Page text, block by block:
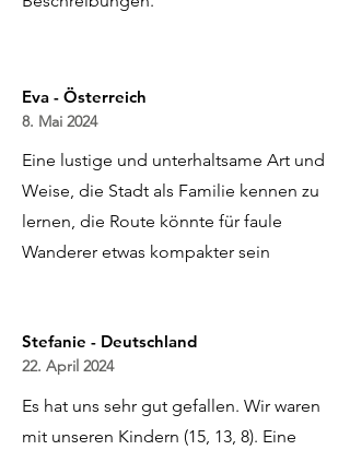
Eva - Österreich
8. Mai 2024
Eine lustige und unterhaltsame Art und
Weise, die Stadt als Familie kennen zu
lernen, die Route könnte für faule
Wanderer etwas kompakter sein
Stefanie - Deutschland
22. April 2024
Es hat uns sehr gut gefallen. Wir waren
mit unseren Kindern (15, 13, 8). Eine